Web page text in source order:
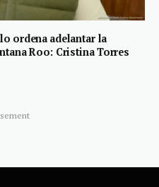
ordena adelantar la
Roo: Cristina Torres